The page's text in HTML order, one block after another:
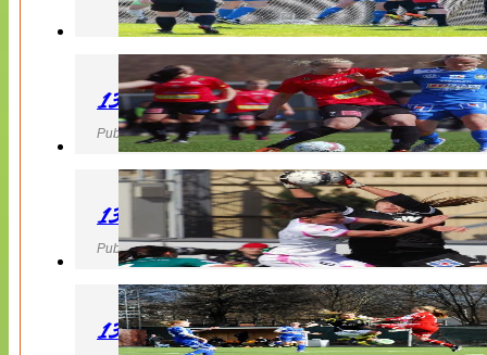
130427 LB 07 – QBIK
Publicerad 27 April 2013, 22:40
130427 IF Limhamn Bunkeflo – QBIK
Publicerad 27 April 2013, 21:10
130427 LdB FC Malmö – Mallbackens IF